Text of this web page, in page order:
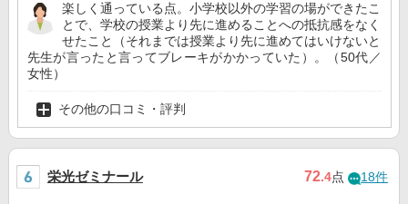
楽しく通っている点。小学校以外の学習の場ができたこ
とで、学校の授業より先に進めることへの抵抗感をなく
せたこと（それまでは授業より先に進めてはいけないと
先生が言ったと言ってブレーキがかかっていた）。（50代／
女性）
その他の口コミ・評判
栄光ゼミナール 72.4点 18件